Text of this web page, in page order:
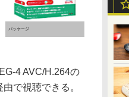
パッケージ
4 AVC/H.264の
で視聴できる。